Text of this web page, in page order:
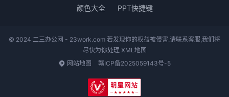
颜色大全 PPT快捷键
© 2024 二三办公网 - 23work.com 若发现你的权益被侵害.请联系客服,我们将
尽快为你处理 XML地图
网站地图
赣ICP备2025059143号-5